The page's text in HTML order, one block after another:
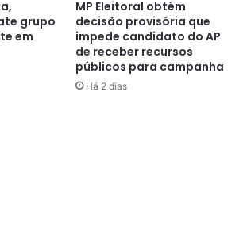
beneficiárias (eleitores) receberam
uns “cartões”
que davam direito a uma cesta básica
grupo
em
MP Eleitoral obtém
decisão provisória que
impede candidato do AP
de receber recursos
públicos para campanha
Há 2 dias